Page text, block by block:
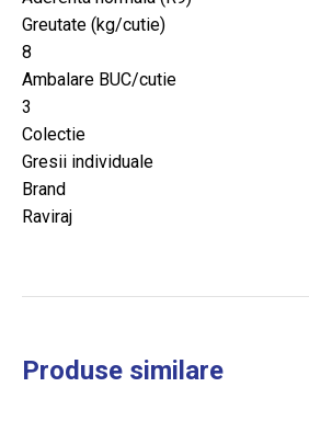
Greutate (kg/cutie)
8
Ambalare BUC/cutie
3
Colectie
Gresii individuale
Brand
Raviraj
Produse similare